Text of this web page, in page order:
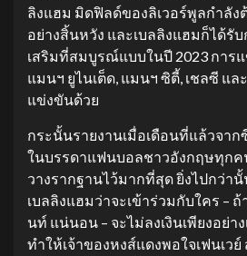
ลิงแฮม มิดฟิลด์ของลิเวอร์พูลกําลัง
อย่างสิ้นหวัง และเบลลิงแฮมก็ได้รั
เสริมที่สมบูรณ์แบบในปี 2023 การ
แมนฯ ยูไนเต็ด, แมนฯ ซิตี้, เชลซี แล
แข่งขันด้วย
กระนั้นรายงานเมื่อเดือนที่แล้วจาก
ในบรรดาแฟนบอลชาวอังกฤษทุกค
วางรากฐานไว้มากที่สุด ยิ่งไปกว่า
เบลลิงแฮมว่าจะเข้าร่วมกับใคร –
นท์ แน่นอน – จะไม่ลงเงินเพียงอย่า
ทําให้เจ้าของหงส์แดงพอใจเฟนเว